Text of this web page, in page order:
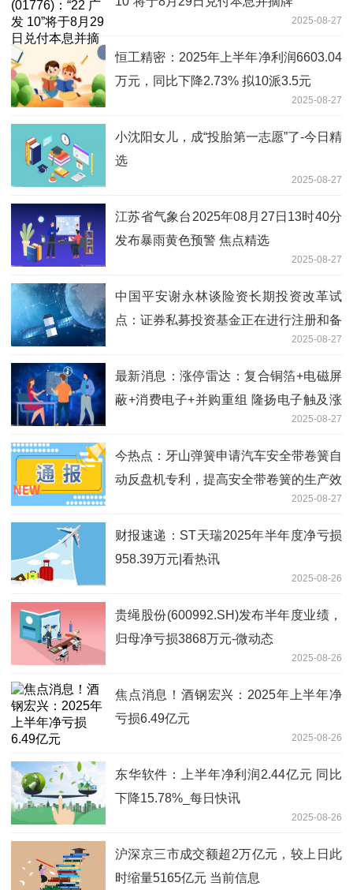
2025-08-27
恒工精密：2025年上半年净利润6603.04
万元，同比下降2.73% 拟10派3.5元
2025-08-27
小沈阳女儿，成“投胎第一志愿”了-今日精
选
2025-08-27
江苏省气象台2025年08月27日13时40分
发布暴雨黄色预警 焦点精选
2025-08-27
中国平安谢永林谈险资长期投资改革试
点：证券私募投资基金正在进行注册和备
2025-08-27
最新消息：涨停雷达：复合铜箔+电磁屏
蔽+消费电子+并购重组 隆扬电子触及涨
2025-08-27
今热点：牙山弹簧申请汽车安全带卷簧自
动反盘机专利，提高安全带卷簧的生产效
2025-08-27
财报速递：ST天瑞2025年半年度净亏损
958.39万元|看热讯
2025-08-26
贵绳股份(600992.SH)发布半年度业绩，
归母净亏损3868万元-微动态
2025-08-26
焦点消息！酒钢宏兴：2025年上半年净
亏损6.49亿元
2025-08-26
东华软件：上半年净利润2.44亿元 同比
下降15.78%_每日快讯
2025-08-26
沪深京三市成交额超2万亿元，较上日此
时缩量5165亿元 当前信息